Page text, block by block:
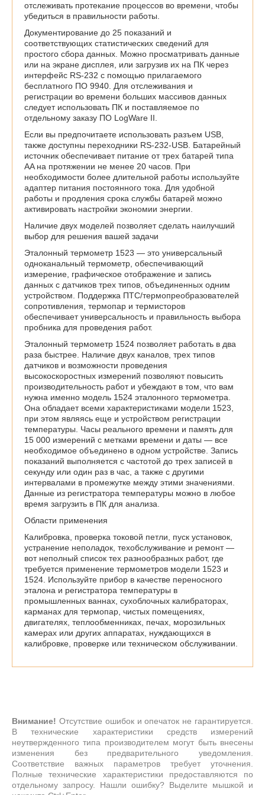
отслеживать протекание процессов во времени, чтобы
убедиться в правильности работы.
Документирование до 25 показаний и
соответствующих статистических сведений для
простого сбора данных. Можно просматривать данные
или на экране дисплея, или загрузив их на ПК через
интерфейс RS-232 с помощью прилагаемого
бесплатного ПО 9940. Для отслеживания и
регистрации во времени больших массивов данных
следует использовать ПК и поставляемое по
отдельному заказу ПО LogWare II.
Если вы предпочитаете использовать разъем USB,
также доступны переходники RS-232-USB. Батарейный
источник обеспечивает питание от трех батарей типа
AA на протяжении не менее 20 часов. При
необходимости более длительной работы используйте
адаптер питания постоянного тока. Для удобной
работы и продления срока службы батарей можно
активировать настройки экономии энергии.
Наличие двух моделей позволяет сделать наилучший
выбор для решения вашей задачи
Эталонный термометр 1523 — это универсальный
одноканальный термометр, обеспечивающий
измерение, графическое отображение и запись
данных с датчиков трех типов, объединенных одним
устройством. Поддержка ПТС/термопреобразователей
сопротивления, термопар и термисторов
обеспечивает универсальность и правильность выбора
пробника для проведения работ.
Эталонный термометр 1524 позволяет работать в два
раза быстрее. Наличие двух каналов, трех типов
датчиков и возможности проведения
высокоскоростных измерений позволяют повысить
производительность работ и убеждают в том, что вам
нужна именно модель 1524 эталонного термометра.
Она обладает всеми характеристиками модели 1523,
при этом являясь еще и устройством регистрации
температуры. Часы реального времени и память для
15 000 измерений с метками времени и даты — все
необходимое объединено в одном устройстве. Запись
показаний выполняется с частотой до трех записей в
секунду или один раз в час, а также с другими
интервалами в промежутке между этими значениями.
Данные из регистратора температуры можно в любое
время загрузить в ПК для анализа.
Области применения
Калибровка, проверка токовой петли, пуск установок,
устранение неполадок, техобслуживание и ремонт —
вот неполный список тех разнообразных работ, где
требуется применение термометров модели 1523 и
1524. Используйте прибор в качестве переносного
эталона и регистратора температуры в
промышленных ваннах, сухоблочных калибраторах,
карманах для термопар, чистых помещениях,
двигателях, теплообменниках, печах, морозильных
камерах или других аппаратах, нуждающихся в
калибровке, проверке или техническом обслуживании.
Внимание! Отсутствие ошибок и опечаток не гарантируется.
В технические характеристики средств измерений
неутвержденного типа производителем могут быть внесены
изменения без предварительного уведомления.
Соответствие важных параметров требует уточнения.
Полные технические характеристики предоставляются по
отдельному запросу. Нашли ошибку? Выделите мышкой и